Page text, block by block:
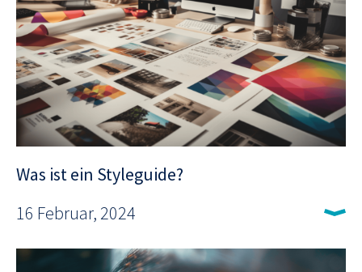
Was ist ein Styleguide?
16 Februar, 2024